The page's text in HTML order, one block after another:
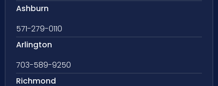
Ashburn
571-279-0110
Arlington
703-589-9250
Richmond